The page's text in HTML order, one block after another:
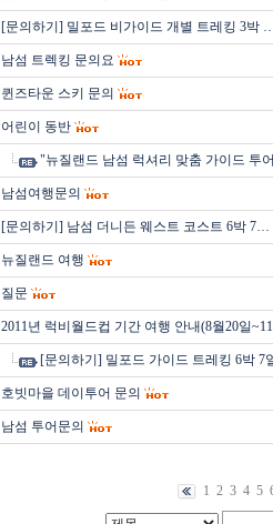
[문의하기] 밀포드 비가이드 개별 트레킹 3박
남섬 트렉킹 문의요
퀸즈타운 스키 문의
어린이 동반
"뉴질랜드 남섬 럭셔리 맞춤 가이드 투
남섬여행문의
[문의하기] 남섬 더니든 웨스트 코스트 6박 7…
뉴질랜드 여행
질문
2011년 럭비월드컵 기간 여행 안내(8월20일
[문의하기] 밀포드 가이드 트레킹 6박 7
호빗마을 데이투어 문의
남섬 투어문의
1 2 3 4 5